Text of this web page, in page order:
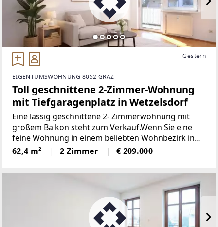
Gestern
EIGENTUMSWOHNUNG 8052 GRAZ
Toll geschnittene 2-Zimmer-Wohnung
mit Tiefgaragenplatz in Wetzelsdorf
Eine lässig geschnittene 2- Zimmerwohnung mit
großem Balkon steht zum Verkauf.Wenn Sie eine
feine Wohnung in einem beliebten Wohnbezirk in
Graz suchen, dann ist diese Immobilie bestimmt das
Richtige für Sie!Überzeugen Sie sich und genießen
62,4 m² 2 Zimmer € 209.000